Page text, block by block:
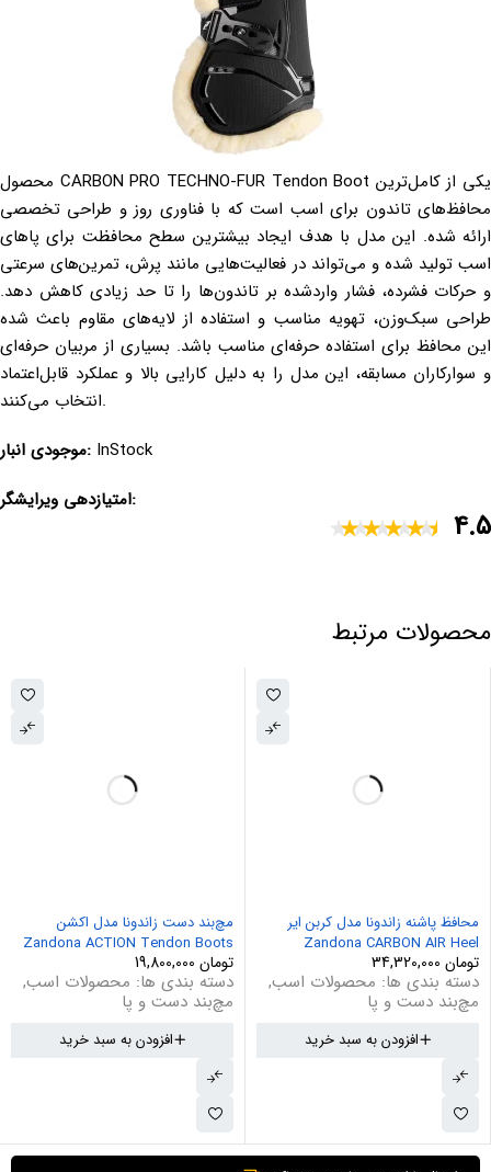
محصول CARBON PRO TECHNO-FUR Tendon Boot یکی از کامل‌ترین
محافظ‌های تاندون برای اسب است که با فناوری روز و طراحی تخصصی
ارائه شده. این مدل با هدف ایجاد بیشترین سطح محافظت برای پاهای
اسب تولید شده و می‌تواند در فعالیت‌هایی مانند پرش، تمرین‌های سرعتی
و حرکات فشرده، فشار واردشده بر تاندون‌ها را تا حد زیادی کاهش دهد.
طراحی سبک‌وزن، تهویه مناسب و استفاده از لایه‌های مقاوم باعث شده
این محافظ برای استفاده حرفه‌ای مناسب باشد. بسیاری از مربیان حرفه‌ای
و سوارکاران مسابقه، این مدل را به دلیل کارایی بالا و عملکرد قابل‌اعتماد
انتخاب می‌کنند.
موجودی انبار: InStock
امتیازدهی ویرایشگر:
4.5
محصولات مرتبط
محافظ پاشنه زاندونا مدل کربن ایر
Zandona CARBON AIR Heel
تومان
دسته بندی ها: محصولات اسب,
مچ‌بند دست و پا
افزودن به سبد خرید
مچ‌بند دست زاندونا مدل اکشن
Zandona ACTION Tendon Boots
تومان
دسته بندی ها: محصولات اسب,
مچ‌بند دست و پا
افزودن به سبد خرید